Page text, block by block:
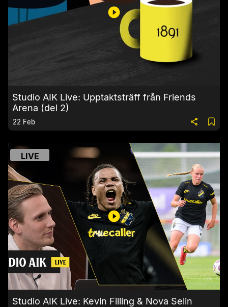
Studio AIK Live: Upptaktsträff från Friends
Arena (del 2)
22 Feb
LIVE
Studio AIK Live: Kevin Filling & Nova Selin